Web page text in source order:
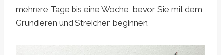
mehrere Tage bis eine Woche, bevor Sie mit dem
Grundieren und Streichen beginnen.